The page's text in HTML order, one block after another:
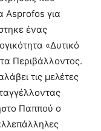
Asprofos για
ένας
«Δυτικό
Περιβάλλοντος.
τις μελέτες
Παππού ο